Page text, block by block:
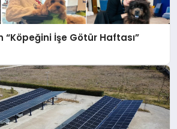
“Köpeğini İşe Götür Haftası”